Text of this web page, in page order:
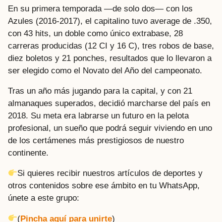
En su primera temporada —de solo dos— con los
Azules (2016-2017), el capitalino tuvo average de .350,
con 43 hits, un doble como único extrabase, 28
carreras producidas (12 CI y 16 C), tres robos de base,
diez boletos y 21 ponches, resultados que lo llevaron a
ser elegido como el Novato del Año del campeonato.
Tras un año más jugando para la capital, y con 21
almanaques superados, decidió marcharse del país en
2018. Su meta era labrarse un futuro en la pelota
profesional, un sueño que podrá seguir viviendo en uno
de los certámenes más prestigiosos de nuestro
continente.
Si quieres recibir nuestros artículos de deportes y
otros contenidos sobre ese ámbito en tu WhatsApp,
únete a este grupo:
(Pincha aquí para unirte)